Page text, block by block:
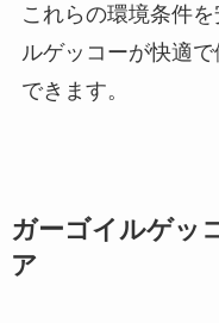
これらの環境条件
ルゲッコーが快適
できます。
ガーゴイルゲッ
ア